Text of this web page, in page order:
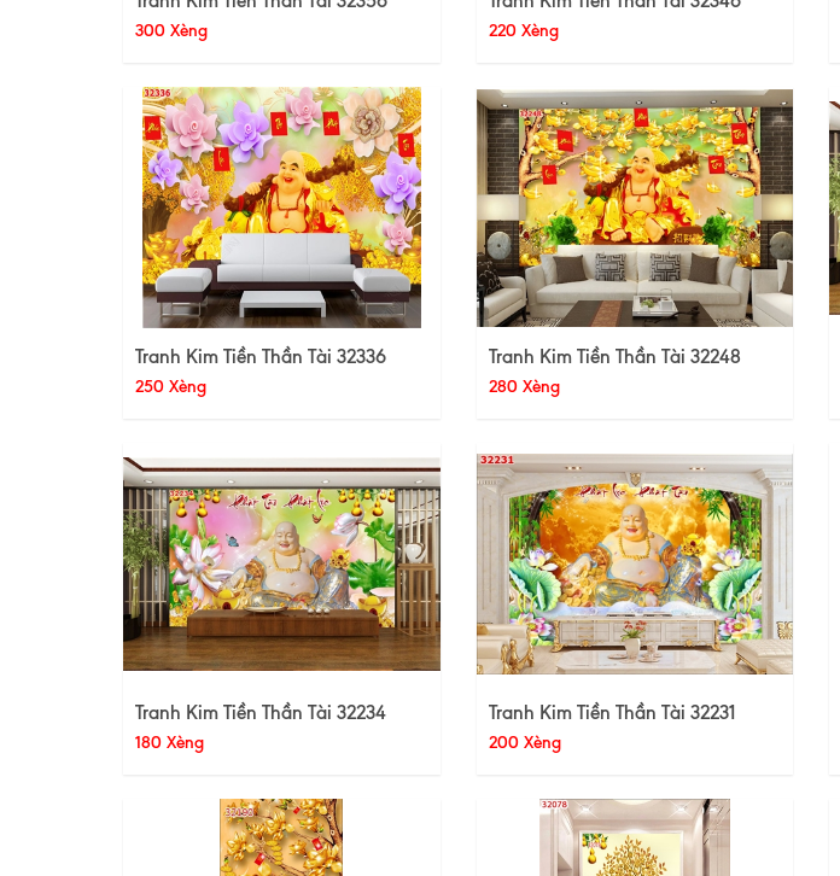
300 Xèng 220 Xèng
Tranh Kim Tiền Thần Tài 32336
250 Xèng
Tranh Kim Tiền Thần Tài 32248
280 Xèng
Tranh Kim Tiền Thần Tài 32234
180 Xèng
Tranh Kim Tiền Thần Tài 32231
200 Xèng